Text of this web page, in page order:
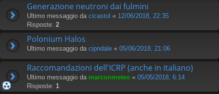
Generazione neutroni dai fulmini
Ultimo messaggio da cicastol « 12/06/2018, 22:35
Risposte: 2
Polonium Halos
Ultimo messaggio da cipndale « 05/06/2018, 21:06
Raccomandazioni dell'ICRP (anche in italiano)
Ultimo messaggio da marconmeteo « 05/05/2018, 6:14
Risposte: 1